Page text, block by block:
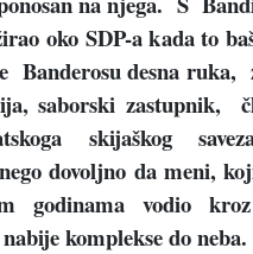
oko SDP-a kada to
Banderosu desna ruka,
saborski zastupnik,
skijaškog
dovoljno da meni,
godinama vodio
komplekse do neba.